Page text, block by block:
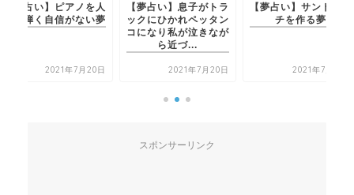
【夢占い】息子がトラ
ックにひかれペッタン
2021年7月20日
【夢占い】サンドイッ
チを作る夢
2021年7月21日
【夢占い】ピアノを人
2021年7月20日
スポンサーリンク